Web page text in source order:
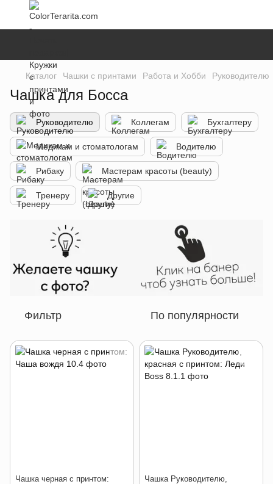
Каталог Чашки с принтами Работа и Хобби Руководителю
Чашка для Босса
Руководителю Коллегам Бухгалтеру
Медикам и стоматологам Водителю
Рибаку Мастерам красоты (beauty)
Тренеру Другие
Фильтр По популярности
Чашка черная с принтом:
Чашка Руководителю,